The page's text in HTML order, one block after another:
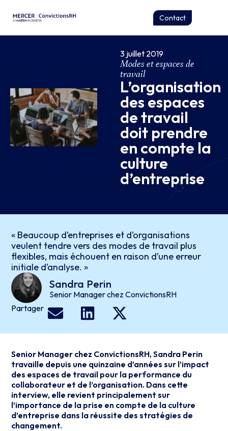
Contact
3 juillet 2019
Modes et espaces de
travail
L’organisation
des espaces
de travail
doit prendre
en compte la
culture
d’entreprise
« Beaucoup d’entreprises et d’organisations
veulent tendre vers des modes de travail plus
flexibles, mais échouent en raison d’une erreur
initiale d’analyse. »
Sandra Perin
Senior Manager chez ConvictionsRH
Partager
Senior Manager chez ConvictionsRH, Sandra Perin
travaille depuis une quinzaine d’années sur l’impact
des espaces de travail pour la performance du
collaborateur et de l’organisation. Dans cette
interview, elle revient principalement sur
l’importance de la prise en compte de la culture
d’entreprise dans la réussite des stratégies de
changement.